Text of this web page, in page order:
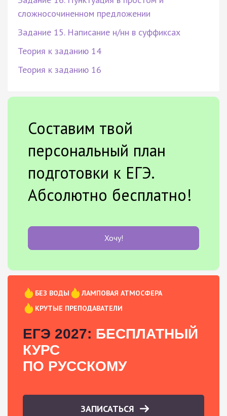
сложносочиненном предложении
Задание 15. Написание н/нн в суффиксах
Теория к заданию 14
Теория к заданию 16
Составим твой
персональный план
подготовки к ЕГЭ.
Абсолютно бесплатно!
Хочу!
БЕЗ ВОДЫ
ЛАМПОВАЯ АТМОСФЕРА
КРУТЫЕ ПРЕПОДАВАТЕЛИ
ЕГЭ 2027: БЕСПЛАТНЫЙ
КУРС
ПО РУССКОМУ
ЗАПИСАТЬСЯ